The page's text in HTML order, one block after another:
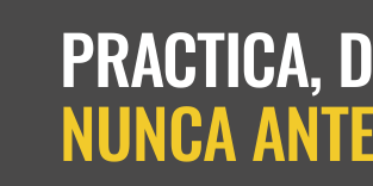
PRACTICA,
NUNCA